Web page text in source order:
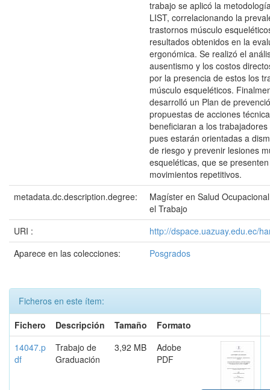
trabajo se aplicó la
LIST, correlacionando la
trastornos músculo
resultados obtenidos en la
ergonómica. Se realizó el
ausentismo y los costos
por la presencia de estos los
músculo esqueléticos.
desarrolló un Plan de
propuestas de acciones
beneficiaran a los
pues estarán orientadas a
de riesgo y prevenir lesiones
esqueléticas, que se
movimientos repetitivos.
metadata.dc.description.degree:
Magíster en Salud
el Trabajo
URI :
http://dspace.uazuay.edu.ec/
Aparece en las colecciones:
Posgrados
Ficheros en este ítem:
Fichero
Descripción Tamaño
Formato
14047.p
df
Trabajo de
Graduación
3,92 MB
Adobe
PDF